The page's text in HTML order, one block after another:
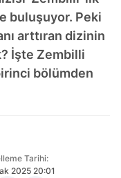
buluşuyor. Peki
arttıran dizinin
İşte Zembilli
bölümden
Tarihi:
2025 20:01